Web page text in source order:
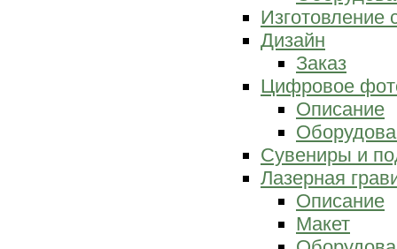
Изготовление
Дизайн
Заказ
Цифровое
Описание
Сувениры и
Лазерная
Описание
Макет